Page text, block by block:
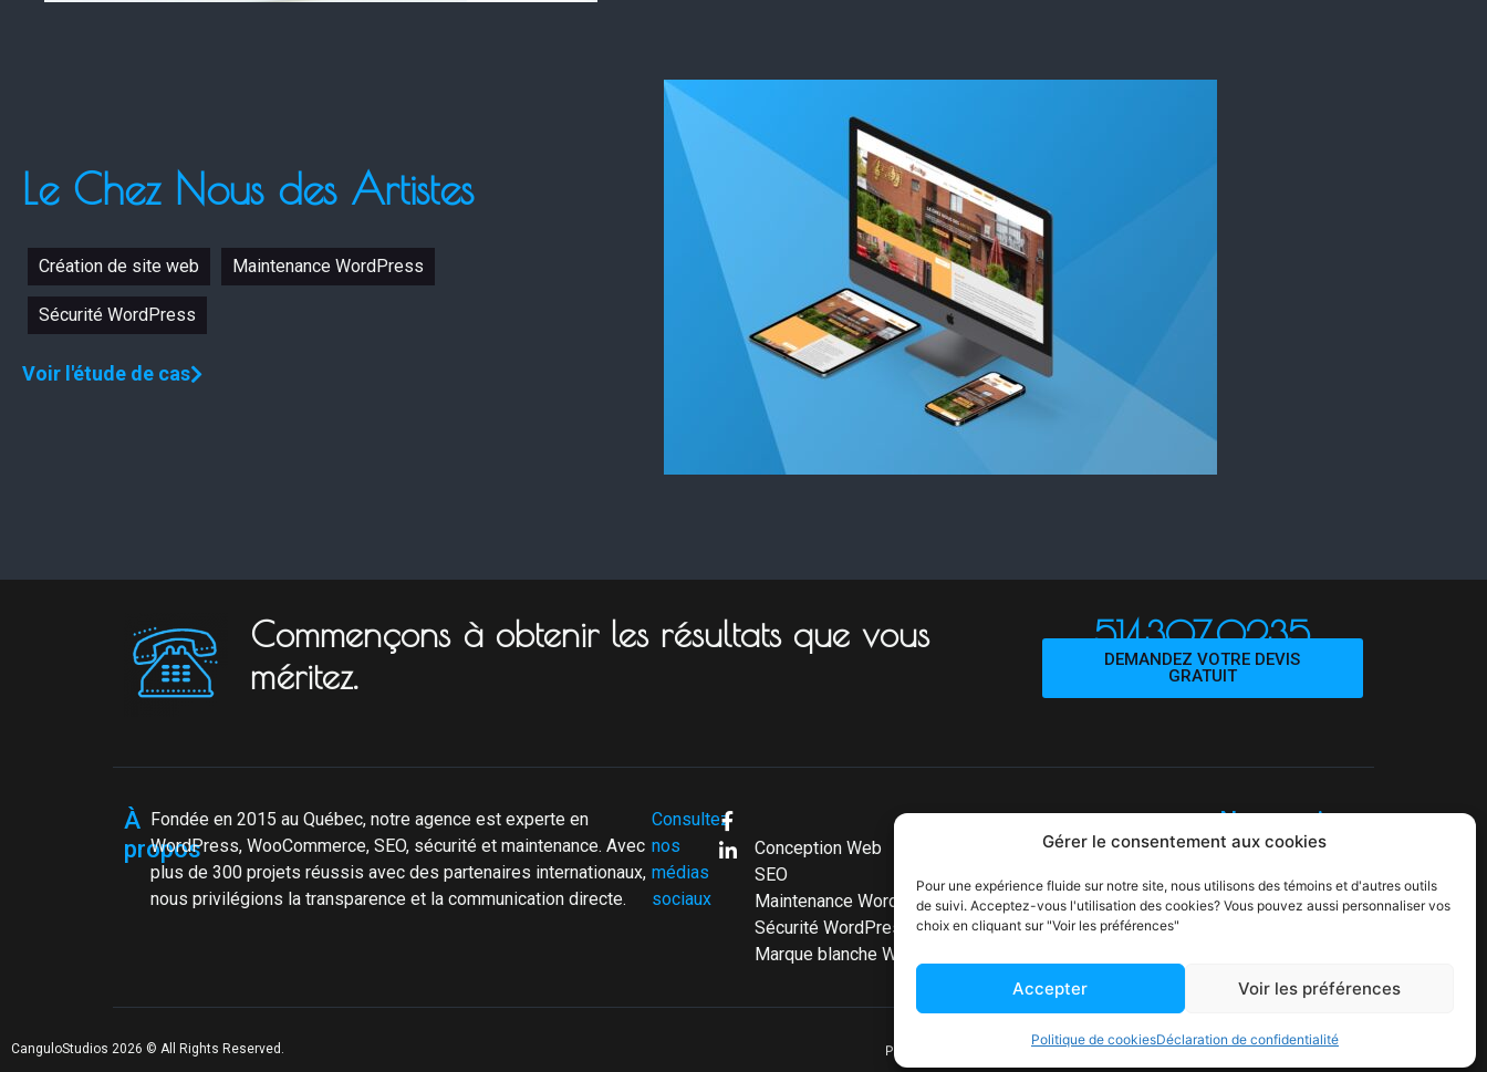
Gérer le consentement aux cookies
Pour une expérience fluide sur notre site, nous utilisons des témoins et d'autres outils
de suivi. Acceptez-vous l'utilisation des cookies? Vous pouvez aussi personnaliser vos
choix en cliquant sur "Voir les préférences"
Accepter Voir les préférences
Politique de cookiesDéclaration de confidentialité
Le Chez Nous des Artistes
Création de site web Maintenance WordPress
Sécurité WordPress
Voir l'étude de cas
Commençons à obtenir les résultats que vous
méritez.
514.307.0235
DEMANDEZ VOTRE DEVIS
GRATUIT
À
propos
Fondée en 2015 au Québec, notre agence est experte en
WordPress, WooCommerce, SEO, sécurité et maintenance. Avec
plus de 300 projets réussis avec des partenaires internationaux,
nous privilégions la transparence et la communication directe.
Consultez
nos
médias
sociaux
Nos services
Conception Web
SEO
Maintenance WordPress
Sécurité WordPress
Marque blanche WordPress
CanguloStudios 2026 © All Rights Reserved. Politique de confidentialité|Politique relative aux Cookies